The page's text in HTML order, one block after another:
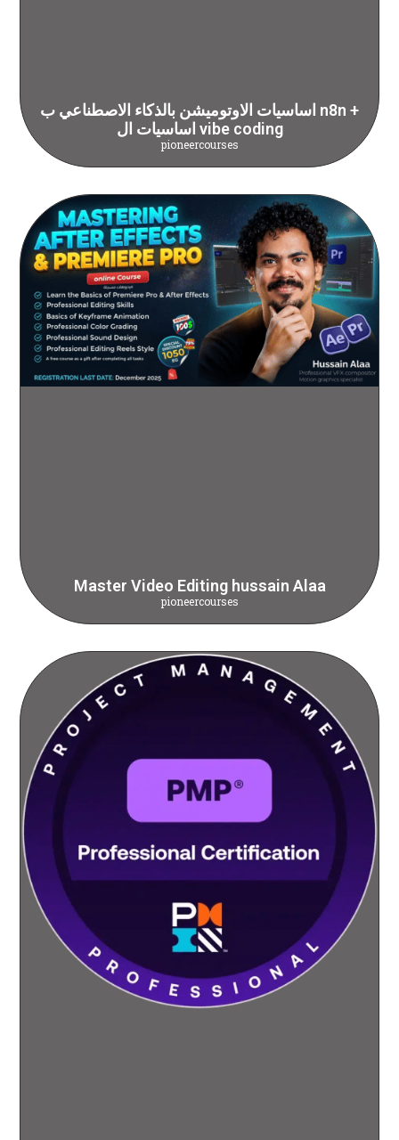
اساسيات الاوتوميشن بالذكاء الاصطناعي ب n8n +
اساسيات ال vibe coding
pioneercourses
Master Video Editing hussain Alaa
pioneercourses